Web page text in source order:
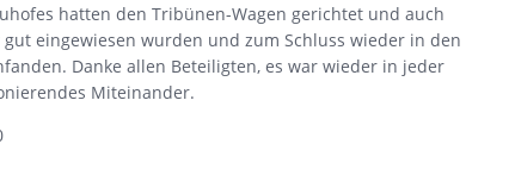
hatten den Tribünen-Wagen gerichtet und auch
eingewiesen wurden und zum Schluss wieder in den
Danke allen Beteiligten, es war wieder in jeder
Miteinander.